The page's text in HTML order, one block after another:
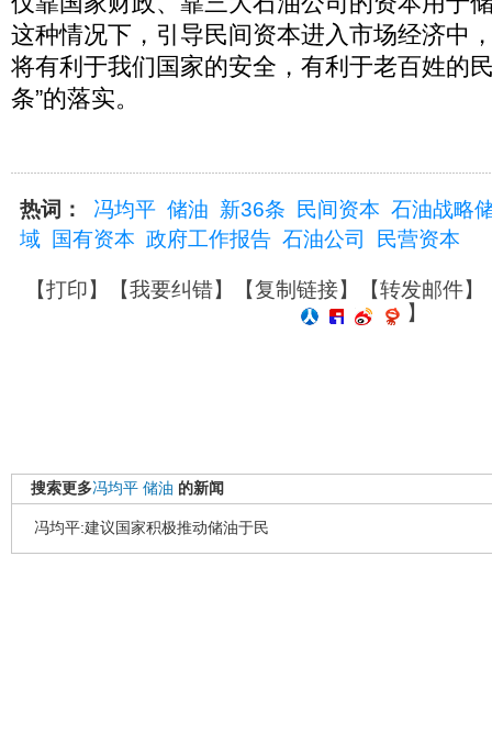
这种情况下，引导民间资本进入市场经济中
将有利于我们国家的安全，有利于老百姓的
条”的落实。
热词： 冯均平 储油 新36条 民间资本 石油战略
域
国有资本 政府工作报告 石油公司 民营资本
【打印】【我要纠错】【复制链接】【转发邮件】
】
搜索更多冯均平 储油 的新闻
冯均平:建议国家积极推动储油于民